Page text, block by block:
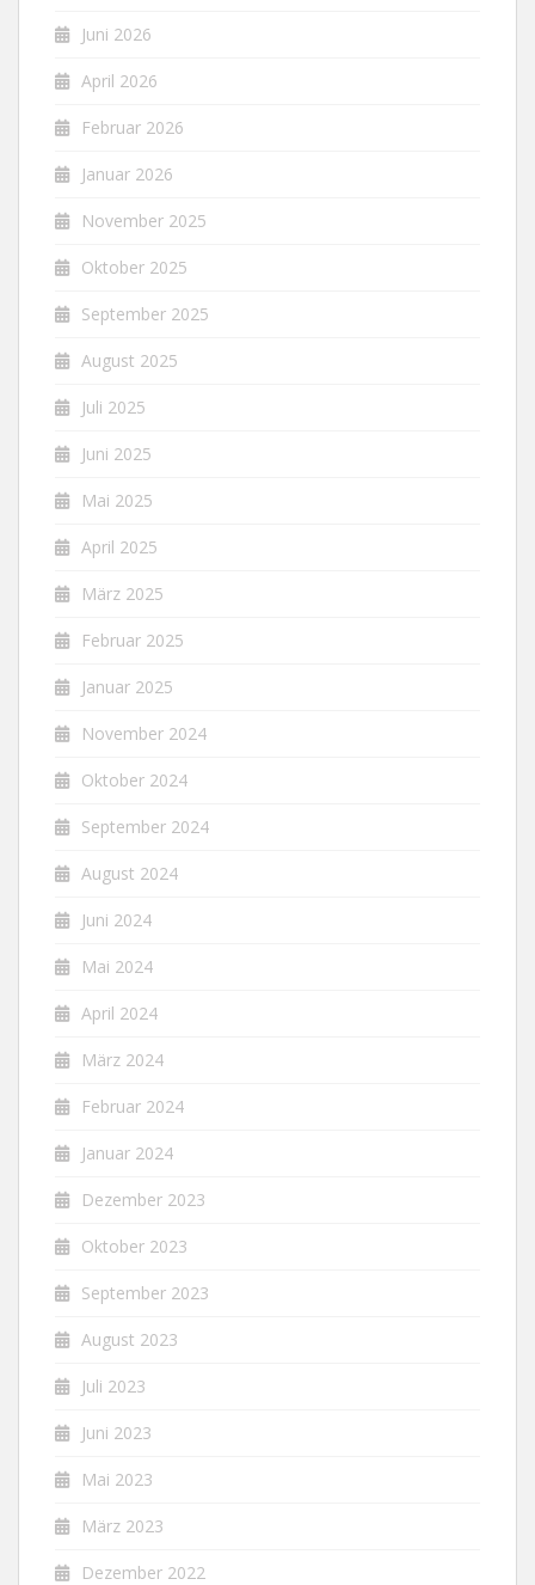
Juni 2026
April 2026
Februar 2026
Januar 2026
November 2025
Oktober 2025
September 2025
August 2025
Juli 2025
Juni 2025
Mai 2025
April 2025
März 2025
Februar 2025
Januar 2025
November 2024
Oktober 2024
September 2024
August 2024
Juni 2024
Mai 2024
April 2024
März 2024
Februar 2024
Januar 2024
Dezember 2023
Oktober 2023
September 2023
August 2023
Juli 2023
Juni 2023
Mai 2023
März 2023
Dezember 2022